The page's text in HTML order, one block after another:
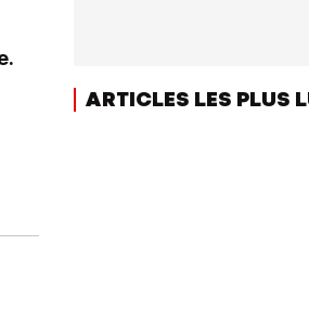
ARTICLES LES PLUS